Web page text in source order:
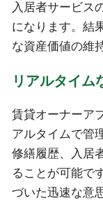
入居者サービス
になります。結
な資産価値の維
リアルタイム
賃貸オーナーア
アルタイムで管
修繕履歴、入居
ることが可能で
づいた迅速な意